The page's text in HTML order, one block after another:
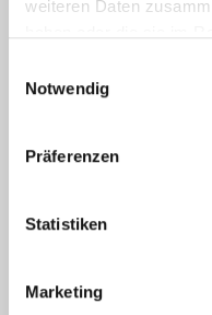
weiteren Daten
Notwendig
Präferenzen
Statistiken
Marketingduesseldorf.de